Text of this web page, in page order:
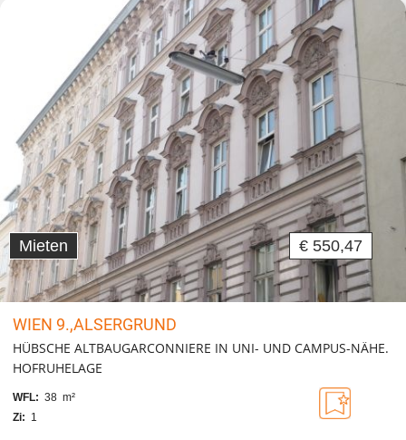
Mieten € 550,47
WIEN 9.,ALSERGRUND
HÜBSCHE ALTBAUGARCONNIERE IN UNI- UND CAMPUS-NÄHE.
HOFRUHELAGE
WFL: 38 m²
Zi: 1